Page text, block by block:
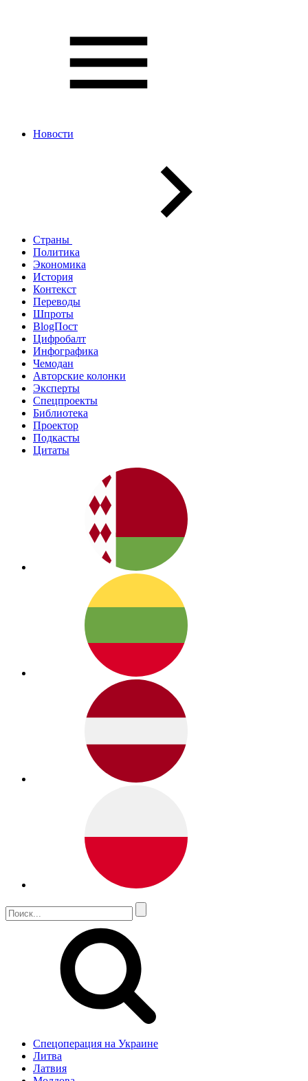
Новости
Страны
Политика
Экономика
История
Контекст
Переводы
Шпроты
BlogПост
Цифробалт
Инфографика
Чемодан
Авторские колонки
Эксперты
Спецпроекты
Библиотека
Проектор
Подкасты
Цитаты
Спецоперация на Украине
Литва
Латвия